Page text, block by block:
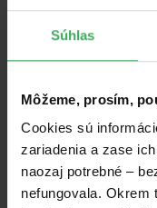
Súhlas
Môžeme, prosím,
Cookies sú
zariadenia a zase
naozaj potrebné –
nefungovala. Okrem